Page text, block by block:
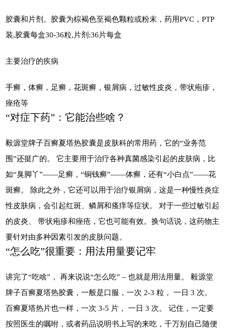
胶囊和片剂。胶囊为棕褐色至褐色颗粒或粉末，药用PVC，PTP
装,胶囊每盒30-36粒,片剂:36片每盒
主要治疗的疾病
手癣，体癣，足癣，花斑癣，银屑病，过敏性皮炎，带状疱疹，
痤疮等
“对症下药”：它能治些啥？
毅源堂牌子百癣夏塔热胶囊是皮肤科的常用药，它的“业务范
围”还挺广的。 它主要用于治疗各种真菌感染引起的皮肤病，比
如“臭脚丫”——足癣，“铜钱癣”——体癣，还有“小白点”——花
斑癣。 除此之外，它还可以用于治疗银屑病，这是一种慢性炎症
性皮肤病，会引起红斑、鳞屑和瘙痒等症状。 对于一些过敏引起
的皮炎、 带状疱疹和痤疮，它也可能有效。换句话说，这药物主
要针对由多种因素引发的皮肤问题。
“怎么吃”很重要：用法用量要记牢
讲完了“吃啥”， 再来说说“怎么吃” – 也就是用法用量。 毅源堂
牌子百癣夏塔热胶囊，一般是口服，一次 2-3 粒， 一日 3 次。
百癣夏塔热片也一样，一次 3-5 片， 一日 3 次。 记住，一定要
按照医生的嘱咐，或者药品说明书上写的来吃，千万别自己随便